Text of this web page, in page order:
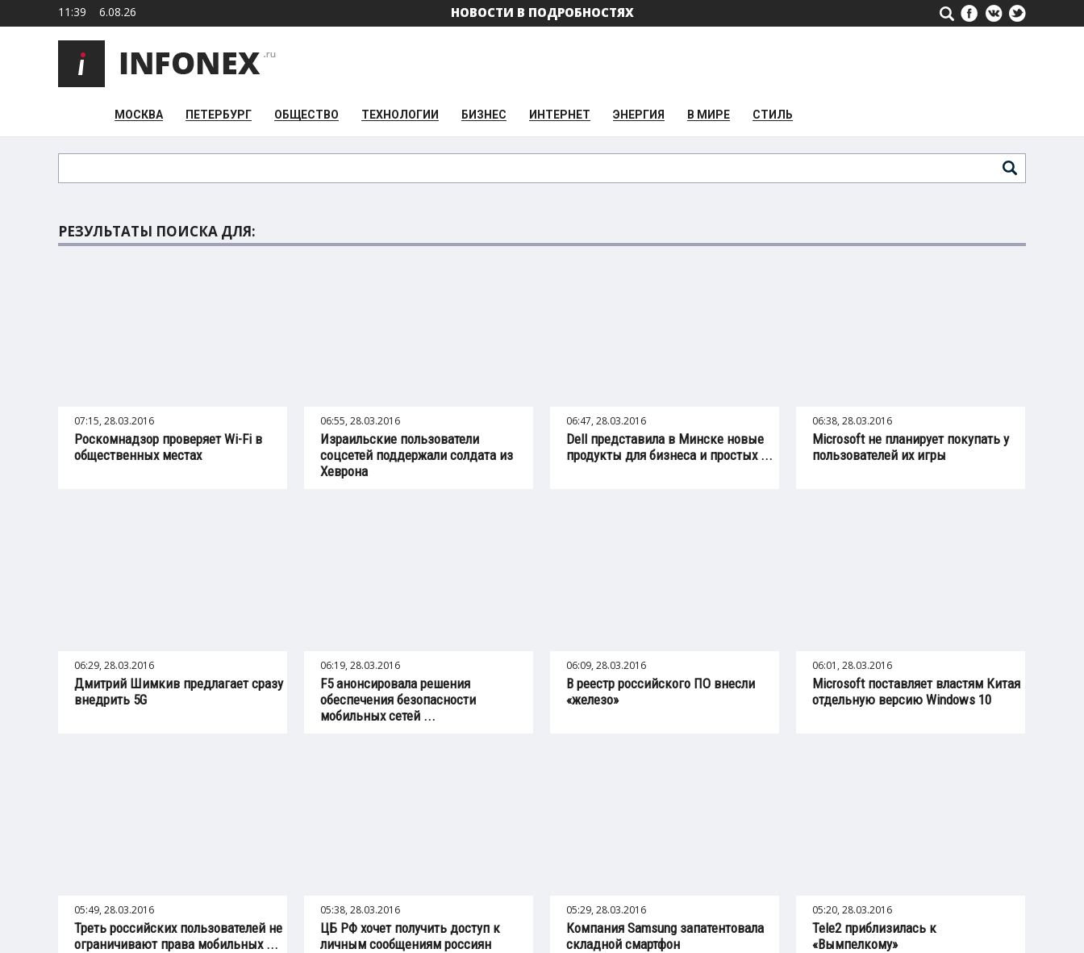
11:39 6.08.26 НОВОСТИ В ПОДРОБНОСТЯХ
МОСКВА ПЕТЕРБУРГ ОБЩЕСТВО ТЕХНОЛОГИИ БИЗНЕС ИНТЕРНЕТ ЭНЕРГИЯ В МИРЕ СТИЛЬ
РЕЗУЛЬТАТЫ ПОИСКА ДЛЯ:
07:15, 28.03.2016
Роскомнадзор проверяет Wi-Fi в
общественных местах
06:55, 28.03.2016
Израильские пользователи
соцсетей поддержали солдата из
Хеврона
06:47, 28.03.2016
Dell представила в Минске новые
продукты для бизнеса и простых ...
06:38, 28.03.2016
Microsoft не планирует покупать у
пользователей их игры
06:29, 28.03.2016
Дмитрий Шимкив предлагает сразу
внедрить 5G
06:19, 28.03.2016
F5 анонсировала решения
обеспечения безопасности
мобильных сетей ...
06:09, 28.03.2016
В реестр российского ПО внесли
«железо»
06:01, 28.03.2016
Microsoft поставляет властям Китая
отдельную версию Windows 10
05:49, 28.03.2016
Треть российских пользователей не
ограничивают права мобильных ...
05:38, 28.03.2016
ЦБ РФ хочет получить доступ к
личным сообщениям россиян
05:29, 28.03.2016
Компания Samsung запатентовала
складной смартфон
05:20, 28.03.2016
Tele2 приблизилась к
«Вымпелкому»